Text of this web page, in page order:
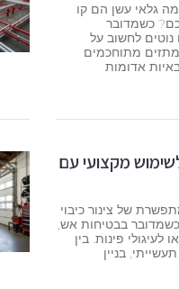
גלאי עשן הם קו
כשמדובר
נוטים לחשוב על
מתוחכמים
אדומות
מקצועי עם
של צינור כיבוי
בבטיחות אש,
פינות. בין
בניין